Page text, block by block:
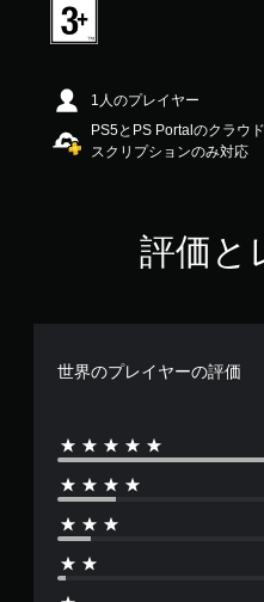
価
は
階
中
の
1人のプレイヤー
PS5とPS Portalのクラウ
スクリプションのみ対応
評価と
世界のプレイヤーの評価